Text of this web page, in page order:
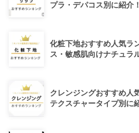
プラ・デパコス別に紹介！
化粧下地おすすめ人気ラ
ス・敏感肌向けナチュラ
クレンジングおすすめ人
テクスチャータイプ別に